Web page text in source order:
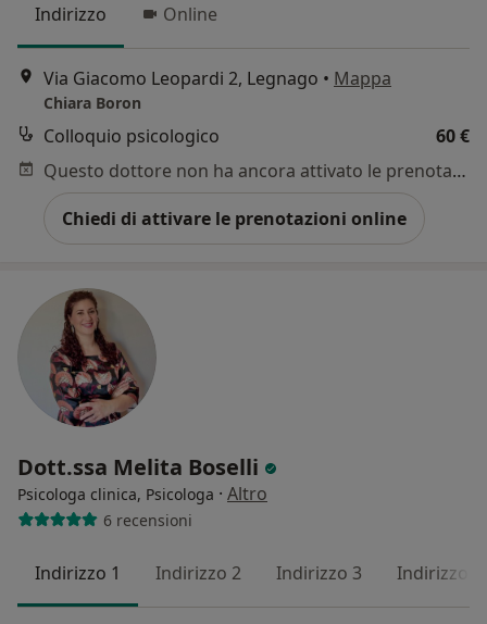
Indirizzo Online
Via Giacomo Leopardi 2, Legnago • Mappa
Chiara Boron
Colloquio psicologico
60 €
Questo dottore non ha ancora attivato le prenotazioni online presso questo indirizzo.
Chiedi di attivare le prenotazioni online
Dott.ssa Melita Boselli
Psicologa clinica, Psicologa · Altro
6 recensioni
Indirizzo 1 Indirizzo 2 Indirizzo 3 Indirizzo 4